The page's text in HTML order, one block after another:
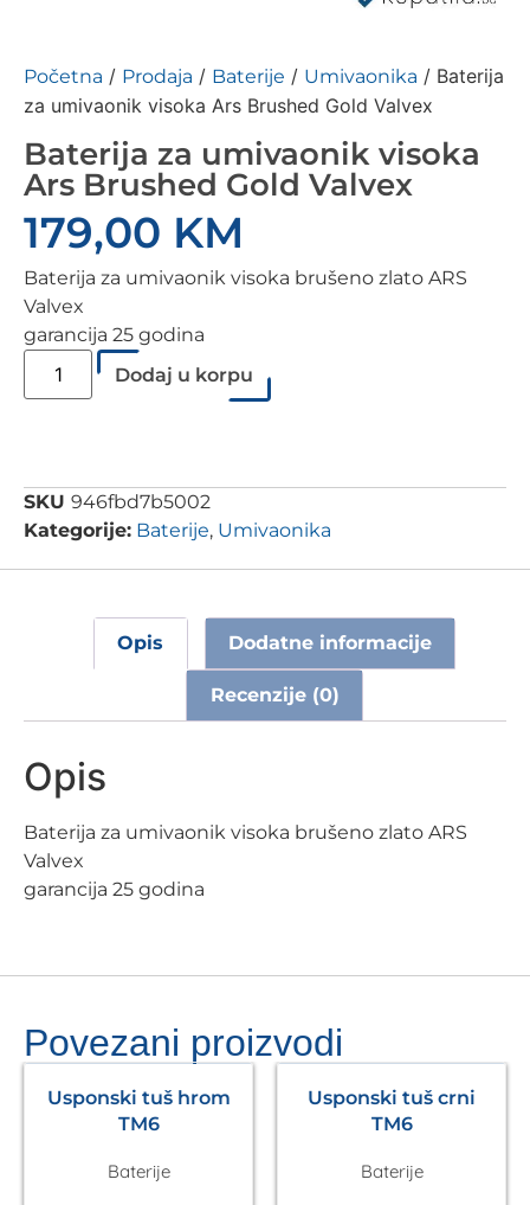
Početna / Prodaja / Baterije / Umivaonika / Baterija
za umivaonik visoka Ars Brushed Gold Valvex
Baterija za umivaonik visoka
Ars Brushed Gold Valvex
179,00 KM
Baterija za umivaonik visoka brušeno zlato ARS
Valvex
garancija 25 godina
Dodaj u korpu
SKU 946fbd7b5002
Kategorije: Baterije, Umivaonika
Opis Dodatne informacije
Recenzije (0)
Opis
Baterija za umivaonik visoka brušeno zlato ARS
Valvex
garancija 25 godina
Povezani proizvodi
Usponski tuš hrom
TM6
Baterije
Usponski tuš crni
TM6
Baterije